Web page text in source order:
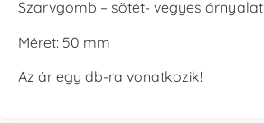
Szarvgomb – sötét- vegyes árnyalat
Méret: 50 mm
Az ár egy db-ra vonatkozik!